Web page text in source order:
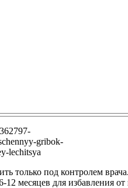
только под контролем
месяцев для избавления от